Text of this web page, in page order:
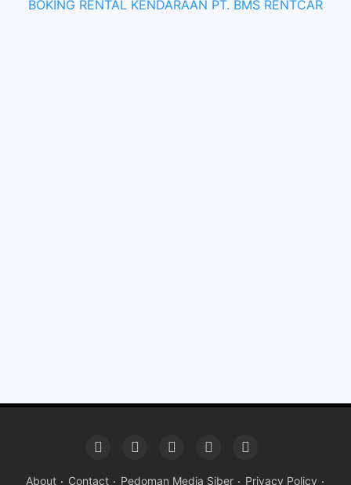
BOKING RENTAL KENDARAAN PT. BMS RENTCAR
About Contact Pedoman Media Siber Privacy Policy